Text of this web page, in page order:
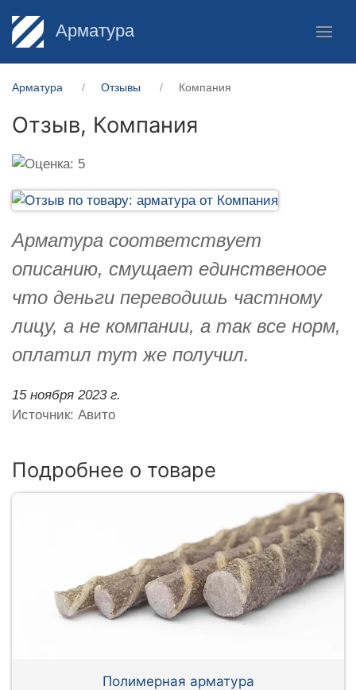
Арматура
Арматура Отзывы Компания
Отзыв, Компания
Арматура соответствует
описанию, смущает единственоое
что деньги переводишь частному
лицу, а не компании, а так все норм,
оплатил тут же получил.
15 ноября 2023 г.
Источник: Авито
Подробнее о товаре
Полимерная арматура